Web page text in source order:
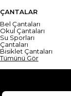
ÇANTALAR
Bel Çantaları
Okul Çantaları
Su Sporları
Çantaları
Bisiklet Çantaları
Tümünü Gör